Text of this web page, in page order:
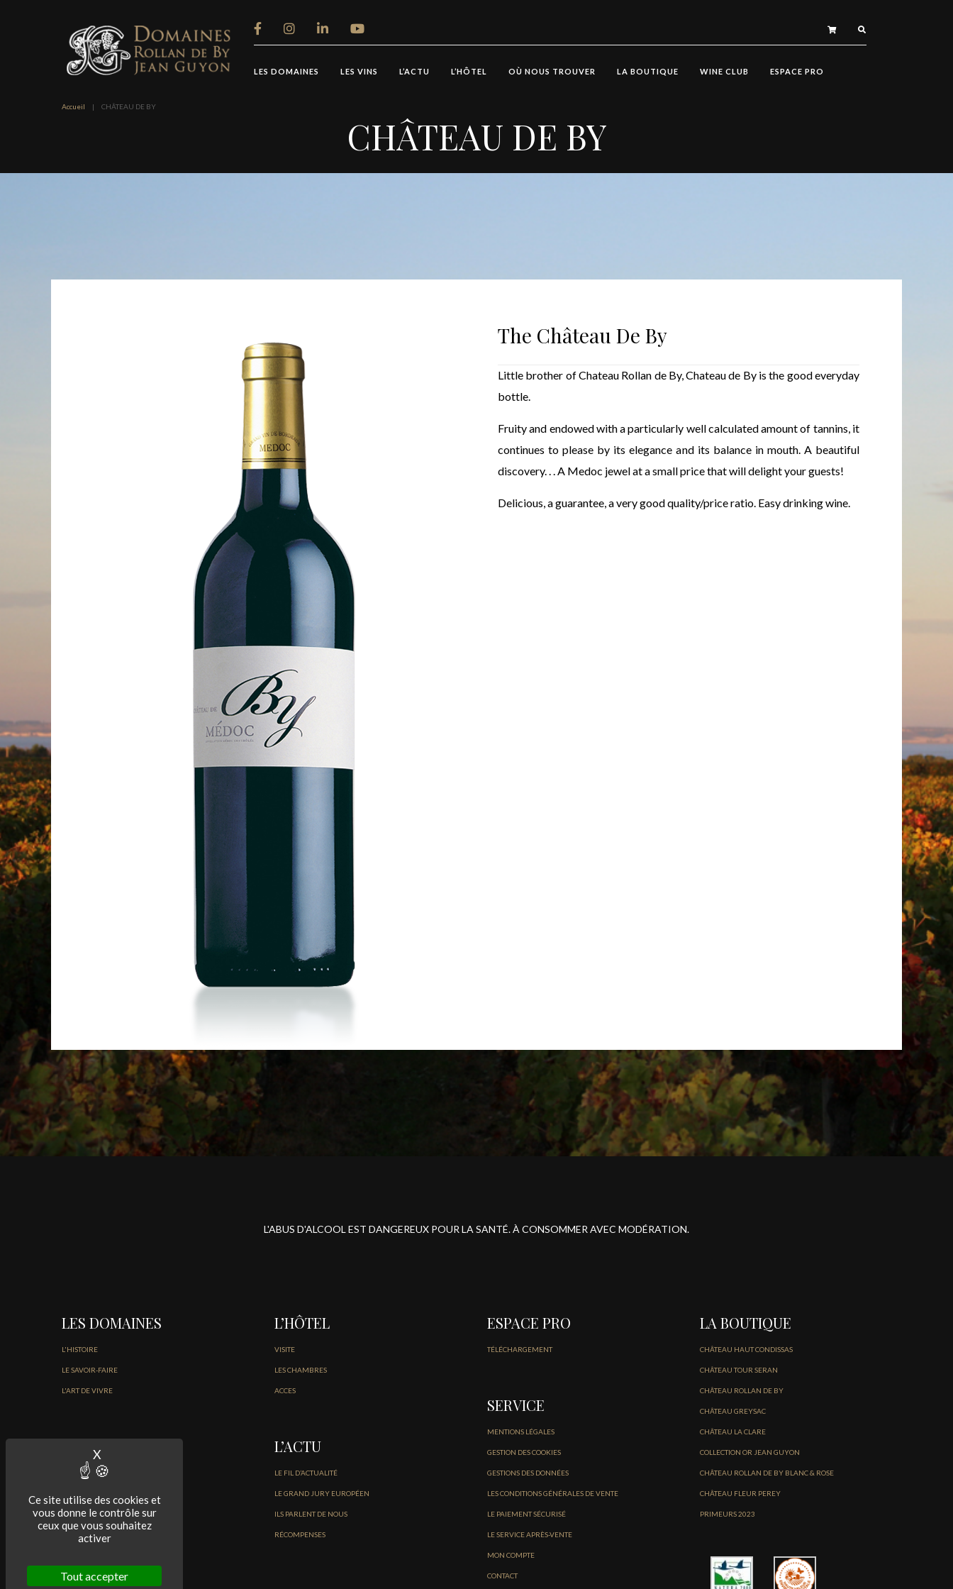
Ce site utilise des cookies et
vous donne le contrôle sur
ceux que vous souhaitez
activer
Tout accepter
X Masquer le bandeau des cookies
LES DOMAINES LES VINS L’ACTU L’HÔTEL OÙ NOUS TROUVER LA BOUTIQUE WINE CLUB ESPACE PRO
Accueil | CHÂTEAU DE BY
CHÂTEAU DE BY
The Château De By
Little brother of Chateau Rollan de By, Chateau de By is the good everyday
bottle.
Fruity and endowed with a particularly well calculated amount of tannins, it
continues to please by its elegance and its balance in mouth. A beautiful
discovery. . . A Medoc jewel at a small price that will delight your guests!
Delicious, a guarantee, a very good quality/price ratio. Easy drinking wine.
L'ABUS D'ALCOOL EST DANGEREUX POUR LA SANTÉ. À CONSOMMER AVEC MODÉRATION.
LES DOMAINES
L'HISTOIRE
LE SAVOIR-FAIRE
L'ART DE VIVRE
LES VINS
NOS VINS DU MÉDOC
L’HÔTEL
VISITE
LES CHAMBRES
ACCES
L’ACTU
LE FIL D’ACTUALITÉ
LE GRAND JURY EUROPÉEN
ILS PARLENT DE NOUS
RÉCOMPENSES
ESPACE PRO
TÉLÉCHARGEMENT
SERVICE
MENTIONS LÉGALES
GESTION DES COOKIES
GESTIONS DES DONNÉES
LES CONDITIONS GÉNÉRALES DE VENTE
LE PAIEMENT SÉCURISÉ
LE SERVICE APRÈS-VENTE
MON COMPTE
CONTACT
LA BOUTIQUE
CHÂTEAU HAUT CONDISSAS
CHÂTEAU TOUR SERAN
CHÂTEAU ROLLAN DE BY
CHÂTEAU GREYSAC
CHÂTEAU LA CLARE
COLLECTION OR JEAN GUYON
CHÂTEAU ROLLAN DE BY BLANC & ROSE
CHÂTEAU FLEUR PEREY
PRIMEURS 2023